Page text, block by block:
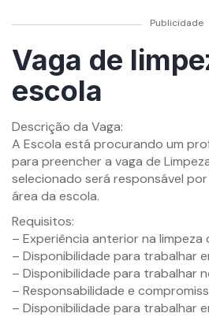
Publicidade
Vaga de
escola
Descrição da Vaga:
A Escola está procurando um
para preencher a vaga de
selecionado será responsável
área da escola.
Requisitos:
– Experiência anterior na limpeza
– Disponibilidade para trabalhar
– Disponibilidade para trabalhar
– Responsabilidade e
– Disponibilidade para trabalhar